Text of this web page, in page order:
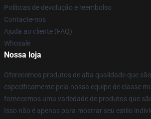
Políticas de devolução e reembolso
Contacte-nos
Ajuda ao cliente (FAQ)
Whosale
Nossa loja
Oferecemos produtos de alta qualidade que
especificamente pela nossa equipe de classe
fornecemos uma variedade de produtos que
Isso não é apenas para mostrar seu estilo